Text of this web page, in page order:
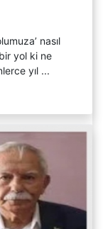
nasıl
yol ki ne
yıl ...